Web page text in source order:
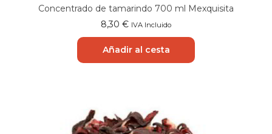
Concentrado de tamarindo 700 ml Mexquisita
8,30 € IVA Incluido
Añadir al cesta